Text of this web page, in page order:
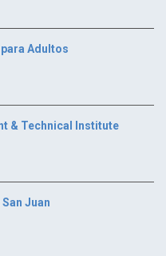
Adultos
& Technical Institute
Juan